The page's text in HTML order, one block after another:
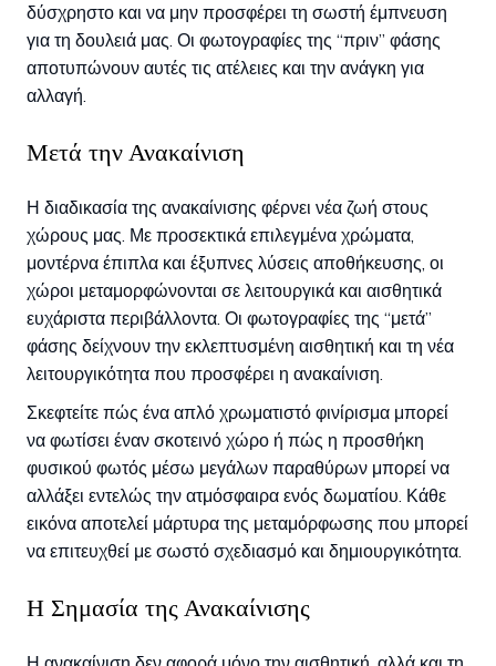
δύσχρηστο και να μην προσφέρει τη σωστή έμπνευση
για τη δουλειά μας. Οι φωτογραφίες της “πριν” φάσης
αποτυπώνουν αυτές τις ατέλειες και την ανάγκη για
αλλαγή.
Μετά την Ανακαίνιση
Η διαδικασία της ανακαίνισης φέρνει νέα ζωή στους
χώρους μας. Με προσεκτικά επιλεγμένα χρώματα,
μοντέρνα έπιπλα και έξυπνες λύσεις αποθήκευσης, οι
χώροι μεταμορφώνονται σε λειτουργικά και αισθητικά
ευχάριστα περιβάλλοντα. Οι φωτογραφίες της “μετά”
φάσης δείχνουν την εκλεπτυσμένη αισθητική και τη νέα
λειτουργικότητα που προσφέρει η ανακαίνιση.
Σκεφτείτε πώς ένα απλό χρωματιστό φινίρισμα μπορεί
να φωτίσει έναν σκοτεινό χώρο ή πώς η προσθήκη
φυσικού φωτός μέσω μεγάλων παραθύρων μπορεί να
αλλάξει εντελώς την ατμόσφαιρα ενός δωματίου. Κάθε
εικόνα αποτελεί μάρτυρα της μεταμόρφωσης που μπορεί
να επιτευχθεί με σωστό σχεδιασμό και δημιουργικότητα.
Η Σημασία της Ανακαίνισης